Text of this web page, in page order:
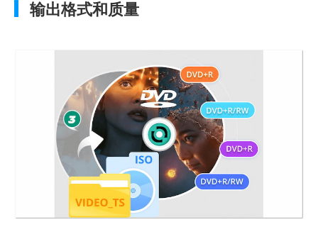
何
VideoByte
DVD
复
制：
快
南
输出格式和质量